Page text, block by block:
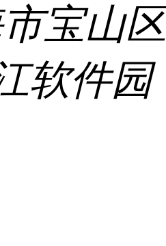
宝山
软件园